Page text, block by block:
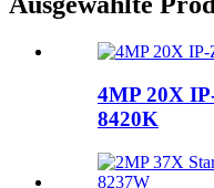
4MP 20X
8420K